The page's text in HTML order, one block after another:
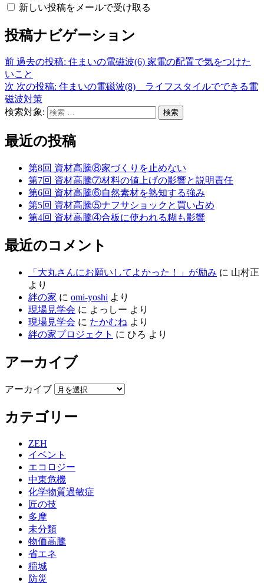
新しい投稿をメールで受け取る
投稿ナビゲーション
前 過去の投稿: 住まいの電磁波(6) 家電の配置で気をつけた
いこと
次 次の投稿: 住まいの電磁波(8) ライフスタイルでできる電
磁波対策
検索対象:
検索
最近の投稿
第8回 資材高騰⑧家づくりを止めない
第7回 資材高騰⑦材料の値上げの影響と説明責任
第6回 資材高騰⑥自然素材を熟知する強み
第5回 資材高騰⑤ナフサショックと買い占め
第4回 資材高騰④合板に使われる糊も影響
最近のコメント
「大丸さんにお願いしてよかった！」が励み に 山村正
より
絆の家 に omi-yoshi より
現場見学会 に よっしー より
現場見学会 に たかむね より
絆の家プロジェクト に ひろ より
アーカイブ
アーカイブ
カテゴリー
ZEH
イベント
エコロジー
中東危機
化学物質過敏症
匠の技
多摩
未分類
物価高騰
省エネ
稲城
防災